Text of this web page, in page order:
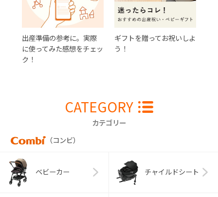
出産準備の参考に。実際
に使ってみた感想をチェッ
ク！
ギフトを贈ってお祝いしよ
う！
CATEGORY
カテゴリー
（コンビ）
ベビーカー チャイルドシート